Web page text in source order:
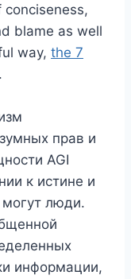
blame as well
way, the 7
прав и
AGI
к истине и
могут люди.
информации,